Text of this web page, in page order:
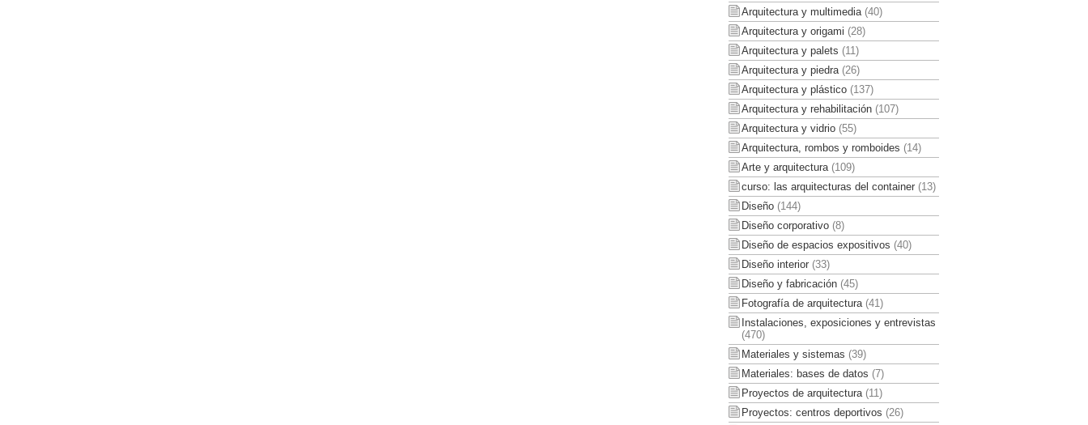
Arquitectura y multimedia(40)
Arquitectura y origami (28)
Arquitectura y palets (11)
Arquitectura y piedra(26)
Arquitectura y plástico(137)
Arquitectura y rehabilitación(107)
Arquitectura y vidrio(55)
Arquitectura, rombos y romboides (14)
Arte y arquitectura(109)
curso: las arquitecturas del container(13)
Diseño(144)
Diseño corporativo(8)
Diseño de espacios expositivos (40)
Diseño interior(33)
Diseño y fabricación(45)
Fotografía de arquitectura(41)
Instalaciones, exposiciones y entrevistas
(470)
Materiales y sistemas (39)
Materiales: bases de datos (7)
Proyectos de arquitectura(11)
Proyectos: centros deportivos (26)